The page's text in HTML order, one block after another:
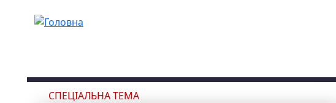
СПЕЦІАЛЬНА ТЕМА